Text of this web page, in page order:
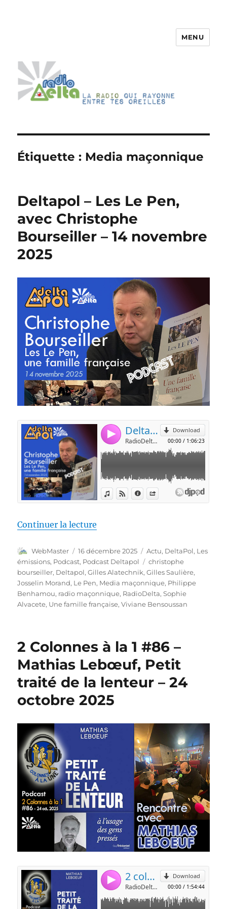
MENU
Étiquette : Media maçonnique
Deltapol – Les Le Pen,
avec Christophe
Bourseiller – 14 novembre
2025
Continuer la lecture
Auteur
WebMaster
Publié
le
16 décembre 2025 Catégories
Actu, DeltaPol, Les
émissions, Podcast, Podcast Deltapol Étiquettes
christophe
bourseiller, Deltapol,Gilles Alatechnik,Gilles Saulière,
Josselin Morand, Le Pen, Media maçonnique, Philippe
Benhamou, radio maçonnique, RadioDelta,Sophie
Alvacete, Une famille française,Viviane Bensoussan
2 Colonnes à la 1 #86 –
Mathias Lebœuf, Petit
traité de la lenteur – 24
octobre 2025